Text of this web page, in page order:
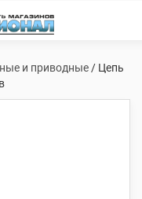
и приводные / Цепь